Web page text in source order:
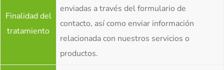
Finalidad del
tratamiento
enviadas a través del formulario de
contacto, así como enviar información
relacionada con nuestros servicios o
productos.